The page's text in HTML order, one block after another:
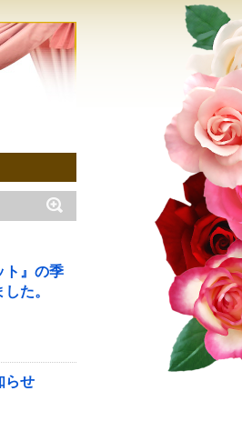
ト』の季
た。
らせ